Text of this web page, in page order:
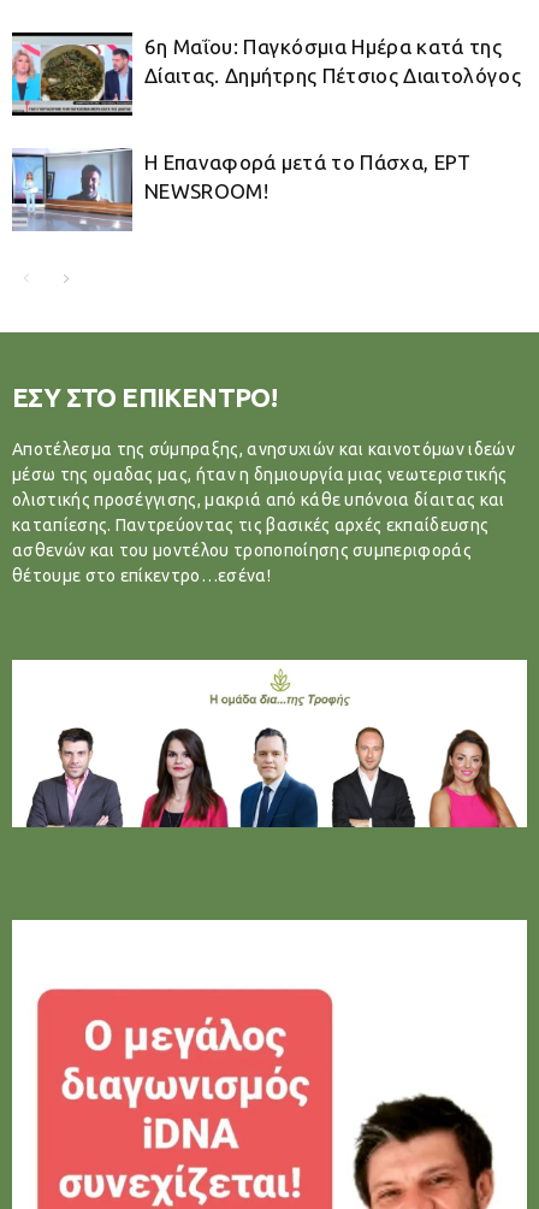
6η Μαΐου: Παγκόσμια Ημέρα κατά της
Δίαιτας. Δημήτρης Πέτσιος Διαιτολόγος
Η Επαναφορά μετά το Πάσχα, ΕΡΤ
NEWSROOM!
ΕΣΥ ΣΤΟ ΕΠΙΚΕΝΤΡΟ!
Αποτέλεσμα της σύμπραξης, ανησυχιών και καινοτόμων ιδεών
μέσω της ομαδας μας, ήταν η δημιουργία μιας νεωτεριστικής
ολιστικής προσέγγισης, μακριά από κάθε υπόνοια δίαιτας και
καταπίεσης. Παντρεύοντας τις βασικές αρχές εκπαίδευσης
ασθενών και του μοντέλου τροποποίησης συμπεριφοράς
θέτουμε στο επίκεντρο…εσένα!